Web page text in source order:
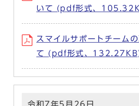
いて (pdf形式、
スマイルサポートチーム
て (pdf形式、
令和7年5月26日